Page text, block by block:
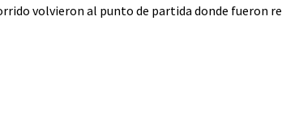
volvieron al punto de partida donde fueron